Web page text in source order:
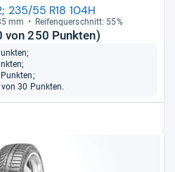
235/55 R18 104H
mm Rei­fen­quer­schnitt: 55%
von 250 Punkten)
30 Punkten.